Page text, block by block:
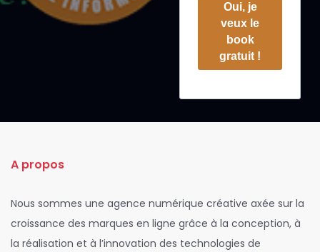
Oui, je
veux le
book
gratuit !
A propos
Nous sommes une agence numérique créative axée sur la
croissance des marques en ligne grâce à la conception, à
la réalisation et à l’innovation des technologies de